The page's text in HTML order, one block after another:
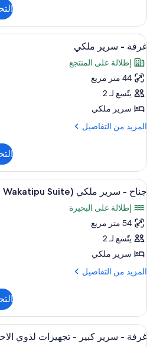
غرفة
ديلوكس
-
سرير
ملكي
استعراض
جميع
صور
غرفة
-
سرير
ملكي
4
غرفة - سرير ملكي
إطلالة على المنتجع
44 متر مربع
يتّسع لـ 2
سرير ملكي
المزيد من التفاصيل
المزيد
غرفة
سرير
ملكي
استعراض
جميع
صور
جناح
-
سرير
ملكي
(Lake
Suite)
6
جناح - سرير ملكي (Lake Wakatipu Suite)
إطلالة على البحيرة
54 متر مربع
يتّسع لـ 2
سرير ملكي
المزيد من التفاصيل
المزيد
جناح
سرير
استعراض
جميع
3
غرفة - سرير كبير - تجهيزات لذوي